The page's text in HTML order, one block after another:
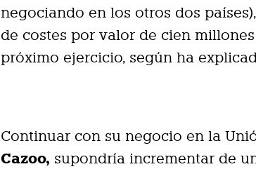
negociando en los otros dos
de costes por valor de cien
próximo ejercicio, según ha
Continuar con su negocio en la
Cazoo, supondría incrementar de